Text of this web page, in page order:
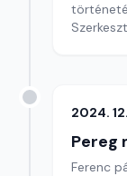
2024.
Pereg
Ferenc